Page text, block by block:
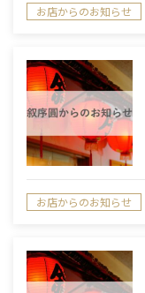
お店からのお知らせ
お店からのお知らせ